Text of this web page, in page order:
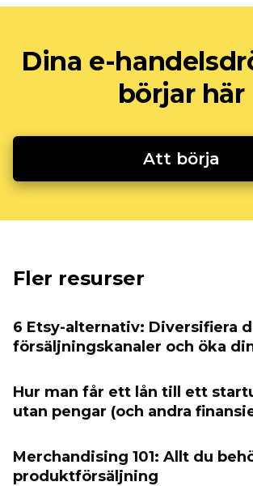
Dina e-
börjar här
Att börja
Fler resurser
6 Etsy-alternativ: Diversifiera
försäljningskanaler och öka
Hur man får ett lån till ett
utan pengar (och andra
Merchandising 101: Allt du
produktförsäljning